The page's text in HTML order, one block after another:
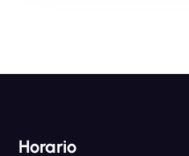
Horario